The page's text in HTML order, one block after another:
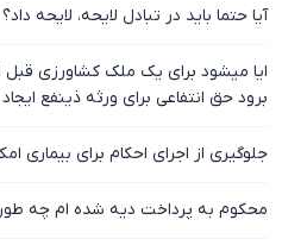
آیا حتما باید در تبادل لایحه، لایحه داد؟
ایا میشود برای یک ملک کشاورزی قبل
برود حق انتفاعی برای ورثه ذینفع
جلوگیری از اجرای احکام برای
محکوم به پرداخت دیه شده ام چه